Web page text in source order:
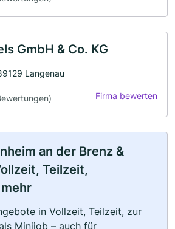
GmbH & Co. KG
Langenau
Firma bewerten
an der Brenz &
Teilzeit,
in Vollzeit, Teilzeit, zur
Minijob – auch für